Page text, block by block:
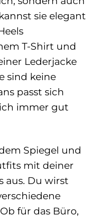
sie elegant
T-Shirt und
Lederjacke
sind keine
passt sich
immer gut
Spiegel und
mit deiner
aus. Du wirst
für das Büro,